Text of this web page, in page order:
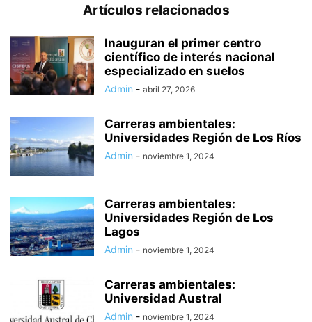
Artículos relacionados
Inauguran el primer centro
científico de interés nacional
especializado en suelos
Admin - abril 27, 2026
Carreras ambientales:
Universidades Región de Los Ríos
Admin - noviembre 1, 2024
Carreras ambientales:
Universidades Región de Los
Lagos
Admin - noviembre 1, 2024
Carreras ambientales:
Universidad Austral
Admin - noviembre 1, 2024